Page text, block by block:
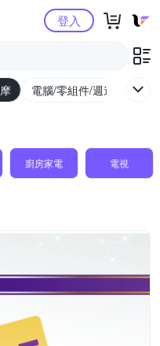
購物中心登入
電腦/零組件/週邊/遊戲
廚房家電 電視